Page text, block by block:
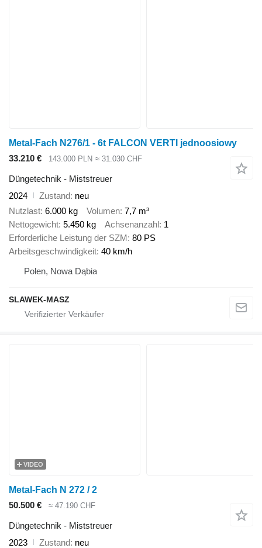
Metal-Fach N276/1 - 6t FALCON VERTI jednoosiowy
33.210 €
143.000 PLN ≈ 31.030 CHF
Düngetechnik - Miststreuer
2024
Zustand neu
Nutzlast 6.000 kg Volumen 7,7 m³
Nettogewicht 5.450 kg Achsenanzahl 1
Erforderliche Leistung der SZM 80 PS
Arbeitsgeschwindigkeit 40 km/h
Polen, Nowa Dąbia
SLAWEK-MASZ
VIDEO
Metal-Fach N 272 / 2
50.500 €
≈ 47.190 CHF
Düngetechnik - Miststreuer
2023
Zustand neu